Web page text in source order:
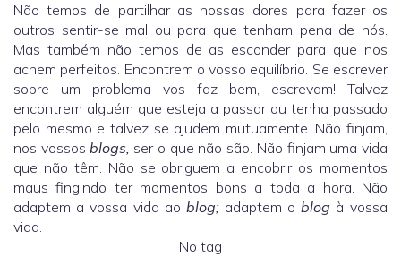
Não temos de partilhar as nossas dores para fazer os
outros sentir-se mal ou para que tenham pena de nós.
Mas também não temos de as esconder para que nos
achem perfeitos. Encontrem o vosso equilíbrio. Se escrever
sobre um problema vos faz bem, escrevam! Talvez
encontrem alguém que esteja a passar ou tenha passado
pelo mesmo e talvez se ajudem mutuamente. Não finjam,
nos vossos blogs, ser o que não são. Não finjam uma vida
que não têm. Não se obriguem a encobrir os momentos
maus fingindo ter momentos bons a toda a hora. Não
adaptem a vossa vida ao blog; adaptem o blog à vossa
vida.
No tag